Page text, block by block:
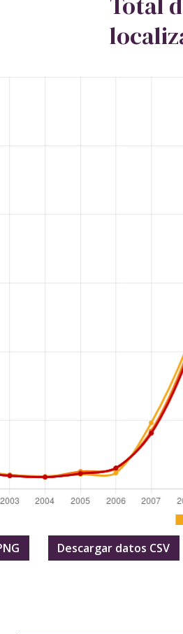
Descargar datos CSV